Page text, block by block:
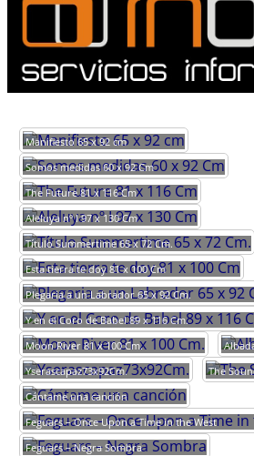
Manifiesto 65 x 92 cm
Somos medidas 60 x 92 Cm
The Future 81 x 116 Cm
Aleluya nº I 97 x 130 Cm
Título Summertime 65 x 72 Cm.
Esta tierra te doy 81 x 100 Cm
Plegaria a un Labrador 65 x 92 Cm.
Y en el Coro de Babel 89 x 116 Cm.
Moon River 81 x 100 Cm.
Yserascapaz73x92Cm.
The
Cántame una canción
Feguars – Once Upon a Time in the West
Feguars – Negra Sombra